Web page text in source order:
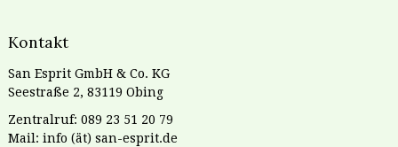
Kontakt
San Esprit GmbH & Co. KG
Seestraße 2, 83119 Obing
Zentralruf: 089 23 51 20 79
Mail: info (ät) san-esprit.de